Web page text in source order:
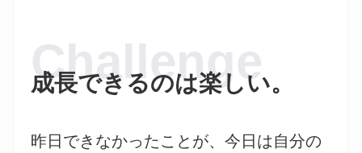
成長できるのは楽しい。
昨日できなかったことが、今日は自分の